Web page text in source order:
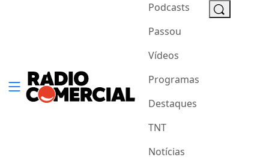
Podcasts
Passou
Vídeos
Programas
Destaques
TNT
Notícias